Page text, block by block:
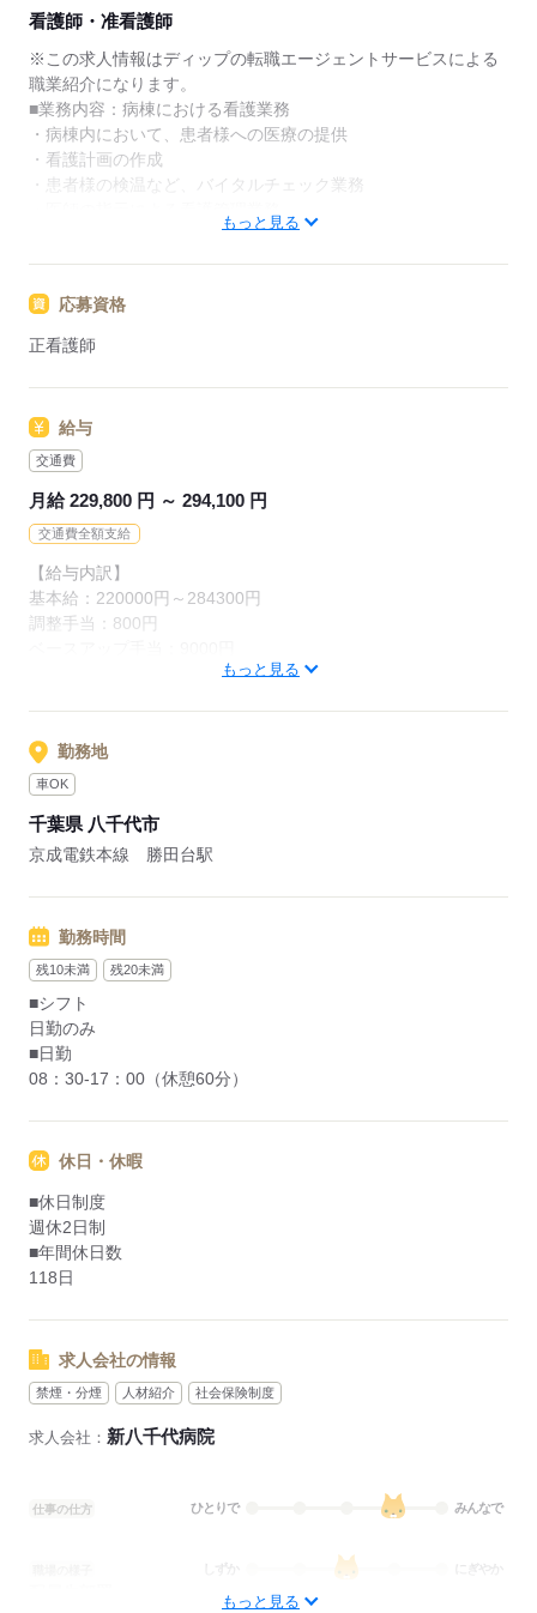
日本最大級の求人情報の中からぴったりな求人をご紹
介。
履歴書作成のアドバイスや面接日の調整だけでなく、
お給料、お休み、入職時期の交渉もサポートします。
【もちろん無料】
費用は一切かかりません。
看護師・准看護師
※この求人情報はディップの転職エージェントサービスによる
職業紹介になります。
■業務内容：病棟における看護業務
・病棟内において、患者様への医療の提供
・看護計画の作成
・患者様の検温など、バイタルチェック業務
・医師の診療補助、採血・点滴等の処置、入院患者様のケア
回復期病棟・地域包括ケア病棟・療養病棟を有し、幅広い看護
に携わることができます。
立しやすい環境です。
働きがいのある条件です。
職員食堂完備（昼食：1食300円／月額5,000円）など、福利厚
もっと見る
応募資格
正看護師
給与
交通費
月給 229,800 円 ～ 294,100 円
交通費全額支給
【給与内訳】
基本給：220000円～284300円
調整手当：800円
※月給には上記手当を一律含みます
もっと見る
勤務地
車OK
千葉県 八千代市
京成電鉄本線 勝田台駅
勤務時間
残10未満 残20未満
■シフト
日勤のみ
■日勤
08：30-17：00（休憩60分）
休日・休暇
■休日制度
週休2日制
■年間休日数
118日
求人会社の情報
禁煙・分煙 人材紹介 社会保険制度
求人会社： 新八千代病院
仕事の仕方 ひとりで みんなで
にぎやか
もっと見る